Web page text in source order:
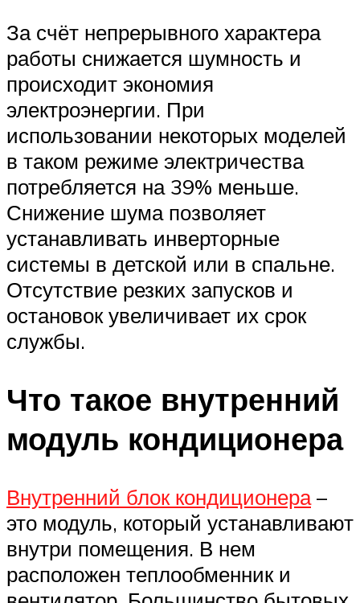
За счёт непрерывного характера
работы снижается шумность и
происходит экономия
электроэнергии. При
использовании некоторых моделей
в таком режиме электричества
потребляется на 39% меньше.
Снижение шума позволяет
устанавливать инверторные
системы в детской или в спальне.
Отсутствие резких запусков и
остановок увеличивает их срок
службы.
Что такое внутренний
модуль кондиционера
Внутренний блок кондиционера–
это модуль, который устанавливают
внутри помещения. В нем
расположен теплообменник и